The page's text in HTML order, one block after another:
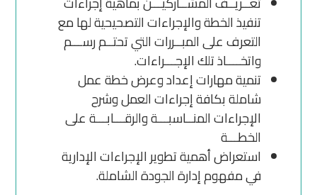
تنفيذ الخطة والإجراءات التصحيحية لها مع
التعرف على المبــررات التي تحتــم رســـم
واتخــــاذ تلك الإجـــراءات.
تنمية مهارات إعداد وعرض خطة عمل
شاملة بكافة إجراءات العمل وشرح
الإجراءات المنــاسبـــة والرقـــابـــة على
الخطـــة
استعراض أهمية تطوير الإجراءات الإدارية
في مفهوم إدارة الجودة الشاملة.